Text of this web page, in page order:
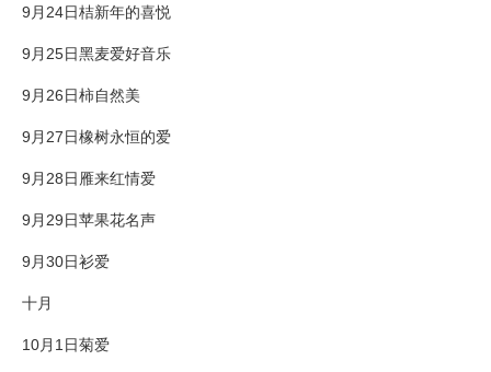
9月24日桔新年的喜悦
9月25日黑麦爱好音乐
9月26日柿自然美
9月27日橡树永恒的爱
9月28日雁来红情爱
9月29日苹果花名声
9月30日衫爱
十月
10月1日菊爱